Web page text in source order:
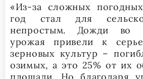
«Из-за сложных
год стал для
непростым. Дожди во
урожая привели к
зерновых культур –
озимых, а это 25% от их
площади. Но благодаря